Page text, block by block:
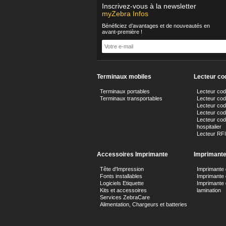
Inscrivez-vous à la newsletter
myZebra Infos
Bénéficiez d’avantages et de nouveautés en
avant-première !
Terminaux mobiles
Terminaux portables
Terminaux transportables
Lecteur
Lecteur
Lecteur
Lecteur
Lecteur
Lecteur
hospitalier
Lecteur
Accessoires Imprimante
Tête d'Impression
Fonts installables
Logiciels Etiquette
Kits et accessoires
Services ZebraCare
Alimentation, Chargeurs et batteries
Imprimante
Imprimante
lamination